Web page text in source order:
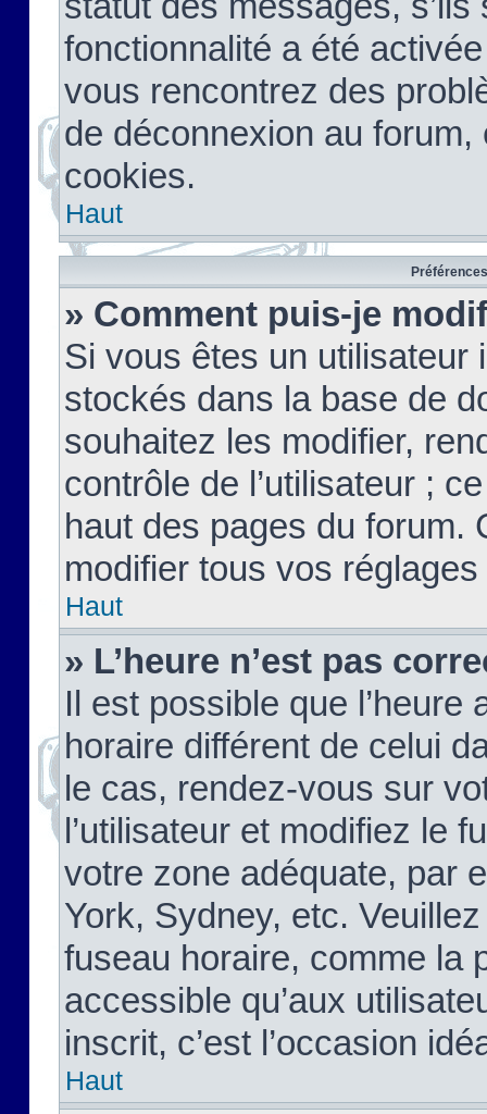
fonctionnalité a été
vous rencontrez des
de déconnexion au
cookies.
Haut
» Comment puis-je
Si vous êtes un
stockés dans la base de
souhaitez les modifier,
contrôle de l’utilisateur ;
haut des pages du forum.
modifier tous vos
Haut
» L’heure n’est pas
Il est possible que
horaire différent de celui
le cas, rendez-vous sur
l’utilisateur et modifiez le
votre zone adéquate, par
York, Sydney, etc.
fuseau horaire, comme la
accessible qu’aux
inscrit, c’est l’occasion
Haut